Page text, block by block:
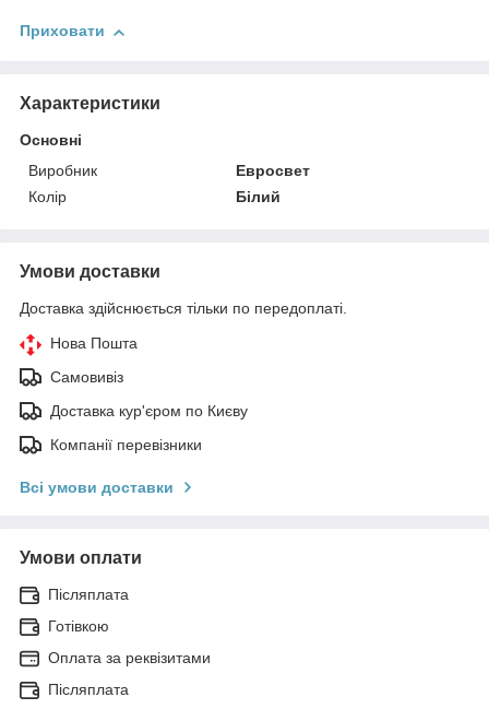
Приховати
Характеристики
Основні
Виробник
Евросвет
Колір
Білий
Умови доставки
Доставка здійснюється тільки по передоплаті.
Нова Пошта
Самовивіз
Доставка кур'єром по Києву
Компанії перевізники
Всі умови доставки
Умови оплати
Післяплата
Готівкою
Оплата за реквізитами
Післяплата